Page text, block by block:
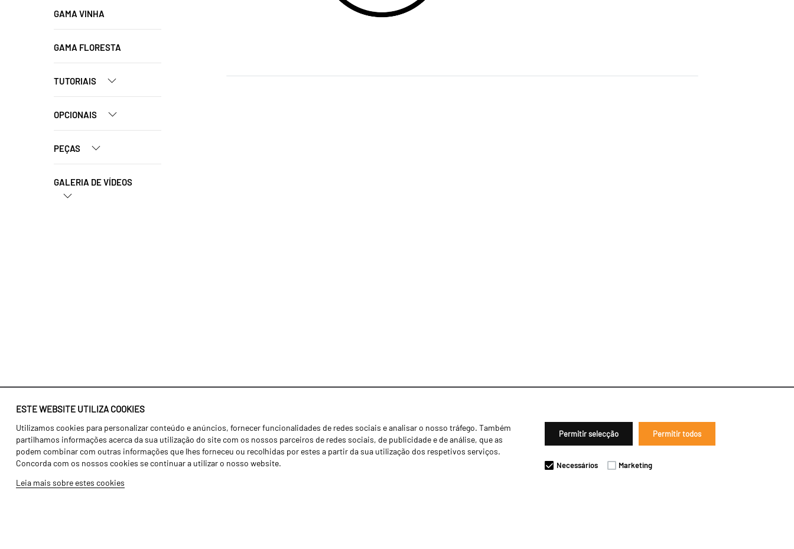
ESTE WEBSITE UTILIZA COOKIES
Utilizamos cookies para personalizar conteúdo e anúncios, fornecer funcionalidades de redes sociais e analisar o nosso tráfego. Também
partilhamos informações acerca da sua utilização do site com os nossos parceiros de redes sociais, de publicidade e de análise, que as
podem combinar com outras informações que lhes forneceu ou recolhidas por estes a partir da sua utilização dos respetivos serviços.
Concorda com os nossos cookies se continuar a utilizar o nosso website.
Leia mais sobre estes cookies
Permitir selecção Permitir todos
Necessários Marketing
GAMA VINHA
GAMA FLORESTA
TUTORIAIS
OPCIONAIS
PEÇAS
GALERIA DE VÍDEOS
Identidade
História
Fábrica / Produção
Recursos Humanos
Agricultura
Transportes
Gama Floresta
Notícias
Concessionários